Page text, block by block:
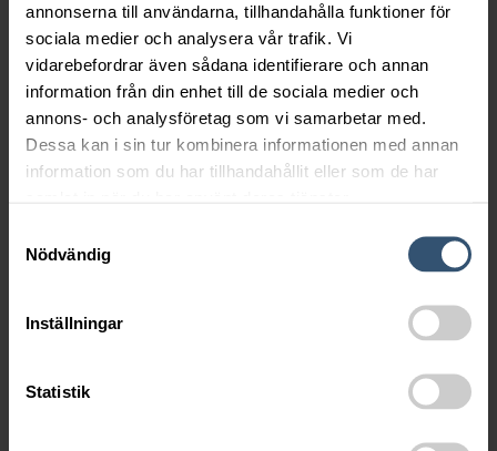
annonserna till användarna, tillhandahålla funktioner för
sociala medier och analysera vår trafik. Vi
vidarebefordrar även sådana identifierare och annan
information från din enhet till de sociala medier och
annons- och analysföretag som vi samarbetar med.
Dessa kan i sin tur kombinera informationen med annan
information som du har tillhandahållit eller som de har
Nödvändig
Inställningar
Statistik
Broschyr (pdf)